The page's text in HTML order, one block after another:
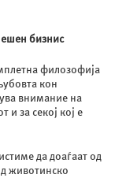
бизнис
филозофија
кон
внимание на
и за секој кој е
да доаѓаат од
животинско